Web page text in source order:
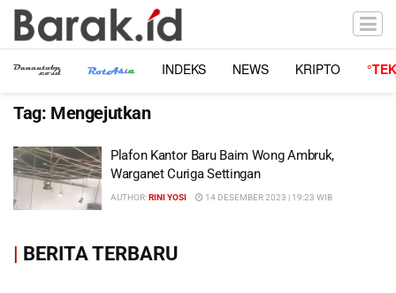
INDEKS NEWS KRIPTO
Tag: Mengejutkan
Plafon Kantor Baru Baim Wong Ambruk,
Warganet Curiga Settingan
AUTHOR:RINI YOSI 14 DESEMBER 2023 | 19:23 WIB
| BERITA TERBARU